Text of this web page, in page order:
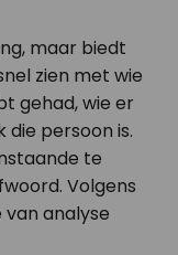
maar biedt
zien met wie
gehad, wie er
die persoon is.
te
Volgens
analyse